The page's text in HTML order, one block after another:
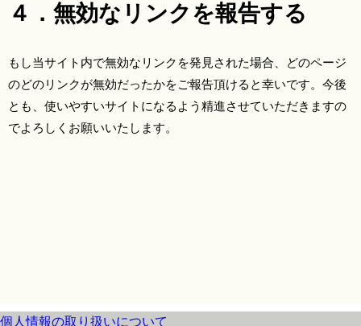
４．無効なリンクを報告する
もし当サイト内で無効なリンクを発見された場合、どのページ
のどのリンクが無効だったかをご報告頂けると幸いです。今後
とも、使いやすいサイトになるよう精進させていただきますの
でよろしくお願いいたします。
個人情報の取り扱いについて